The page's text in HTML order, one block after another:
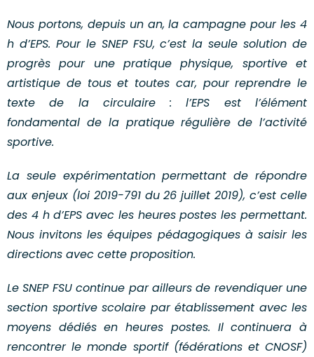
Nous portons, depuis un an, la campagne pour les 4
h d’EPS. Pour le SNEP FSU, c’est la seule solution de
progrès pour une pratique physique, sportive et
artistique de tous et toutes car, pour reprendre le
texte de la circulaire : l’EPS est l’élément
fondamental de la pratique régulière de l’activité
sportive.
La seule expérimentation permettant de répondre
aux enjeux (loi 2019-791 du 26 juillet 2019), c’est celle
des 4 h d’EPS avec les heures postes les permettant.
Nous invitons les équipes pédagogiques à saisir les
directions avec cette proposition.
Le SNEP FSU continue par ailleurs de revendiquer une
section sportive scolaire par établissement avec les
moyens dédiés en heures postes. Il continuera à
rencontrer le monde sportif (fédérations et CNOSF)